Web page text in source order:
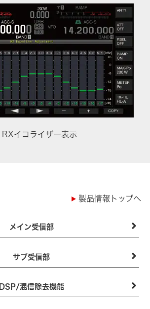
RXイコライザー表示
製品情報トップへ
メイン受信部
サブ受信部
DSP/混信除去機能